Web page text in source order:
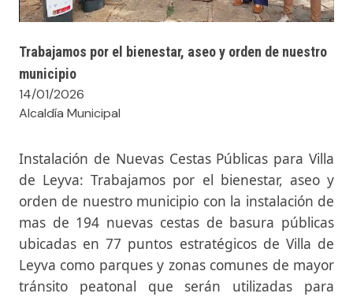
Trabajamos por el bienestar, aseo y orden de nuestro
municipio
14/01/2026
Alcaldía Municipal
Instalación de Nuevas Cestas Públicas para Villa
de Leyva: Trabajamos por el bienestar, aseo y
orden de nuestro municipio con la instalación de
mas de 194 nuevas cestas de basura públicas
ubicadas en 77 puntos estratégicos de Villa de
Leyva como parques y zonas comunes de mayor
tránsito peatonal que serán utilizadas para